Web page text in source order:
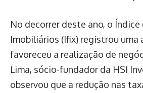
No decorrer deste ano, o Índice
Imobiliários (Ifix) registrou uma
favoreceu a realização de
Lima, sócio-fundador da HSI
observou que a redução nas